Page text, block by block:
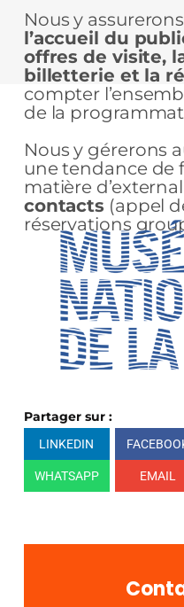
Nous y assurerons
l’accueil du
offres de visite,
billetterie et la
compter
de la
Nous y gérerons
une tendance de
matière
contacts (appel
réservations
Partager sur :
LINKEDIN
WHATSAPP EMAIL